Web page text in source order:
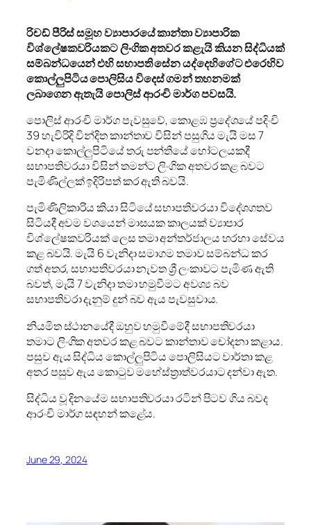
රිචඩ් පීරිස් සමූහ ව්‍යාපාරයේ කාන්තා ව්‍යාපාරික
විශ්ලේෂකවරියකට ලිංගික අතවර කළැයි කියන සිද්ධියක්
සම්බන්ධයෙන් එහි සභාපති සේන යද්දෙහිගේට එරෙහිව
කොල්ලුපිටිය පොලිසිය විදෙස් ගමන් තහනමක්
ලබාගෙන ඇතැයි පොලිස් ආරංචි මාර්ග පවසයි.
පොලිස් ආරංචි මාර්ග පැවසුවේ, කොළඹ ප්‍රදේශයේ පදිංචි
39 හැවිරිදි වින්දිත කාන්තාව විසින් පසුගිය මැයි මස 7
වනදා කොල්ලුපිටියේ තරු පන්තියේ හෝටලයකදී
සභාපතිවරයා විසින් තමන්ට ලිංගික අතවර කළ බවට
පැමිණිල්ලක් ඉදිරිපත් කර ඇති බවයි.
පැමිණිලිකාරිය කියා සිටියේ සභාපතිවරයා විදේශගතව
සිටියදී අවම වශයෙන් මාසයක කාලයක් ව්‍යාපාර
විශ්ලේෂකවරියක් ලෙස තමා අන්තර්ජාලය හරහා සේවය
කළ බවයි. මැයි 6 වැනිදා සමාගම තමාව සම්බන්ධ කර
ගත් අතර, සභාපතිවරයා නැවත ශ්‍රී ලංකාවට පැමිණ ඇති
බවත්, මැයි 7 වැනිදා තමා හමුවීමට අවශ්‍ය බව
සභාපතිවරා දැනුම් දුන් බව ඇය පැවසුවාය.
නියමිත ස්ථානයේදී ඔහුව හමුවීමේදී සභාපතිවරයා
තමාට ලිංගික අතවර කළ බවට කාන්තාව චෝදනා කළාය.
පසුව ඇය සිද්ධිය කොල්ලුපිටිය පොලිසියට වාර්තා කළ
අතර පසුව ඇය කොටුව මහේස්ත්‍රාත්වරයාට දන්වා ඇත.
සිද්ධිය වූ දිනයේම සභාපතිවරයා රටින් පිටව ගිය බවද
ආරංචි මාර්ග සඳහන් කළේය.
June 29, 2024